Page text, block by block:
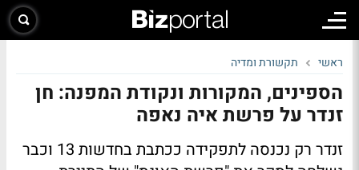
ראשי תקשורת ומדיה
הספינים, המקורות ונקודת המפנה: חן
זנדר על פרשת איה נאפה
זנדר רק נכנסה לתפקידה ככתבת בחדשות 13 וכבר